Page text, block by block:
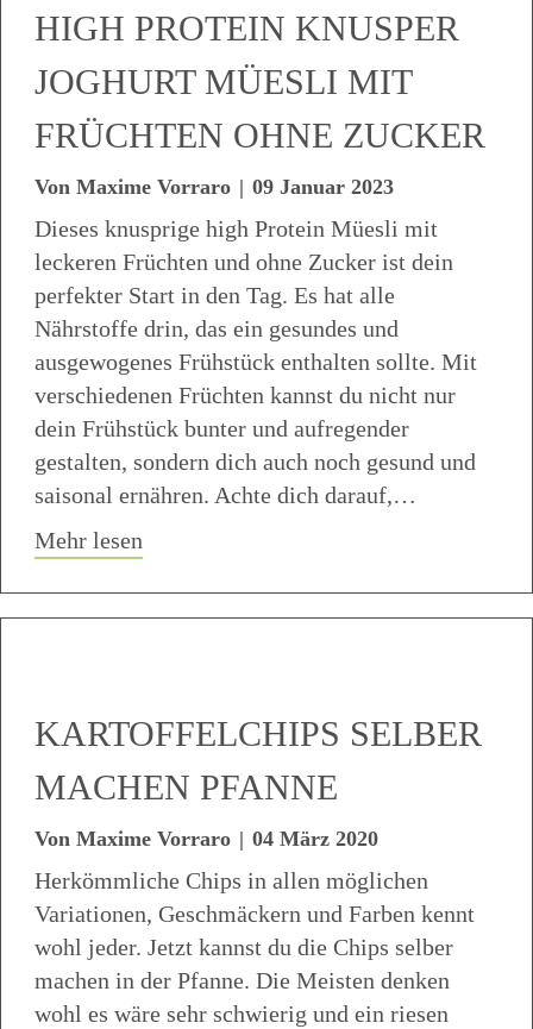
HIGH PROTEIN KNUSPER
JOGHURT MÜESLI MIT
FRÜCHTEN OHNE ZUCKER
Von Maxime Vorraro | 09 Januar 2023
Dieses knusprige high Protein Müesli mit
leckeren Früchten und ohne Zucker ist dein
perfekter Start in den Tag. Es hat alle
Nährstoffe drin, das ein gesundes und
ausgewogenes Frühstück enthalten sollte. Mit
verschiedenen Früchten kannst du nicht nur
dein Frühstück bunter und aufregender
gestalten, sondern dich auch noch gesund und
saisonal ernähren. Achte dich darauf,…
Mehr lesen
KARTOFFELCHIPS SELBER
MACHEN PFANNE
Von Maxime Vorraro | 04 März 2020
Herkömmliche Chips in allen möglichen
Variationen, Geschmäckern und Farben kennt
wohl jeder. Jetzt kannst du die Chips selber
machen in der Pfanne. Die Meisten denken
wohl es wäre sehr schwierig und ein riesen